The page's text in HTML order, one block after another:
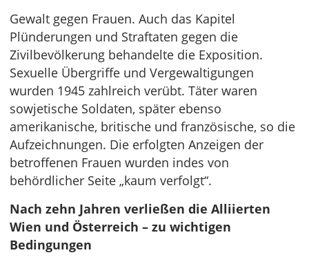
Gewalt gegen Frauen. Auch das Kapitel
Plünderungen und Straftaten gegen die
Zivilbevölkerung behandelte die Exposition.
Sexuelle Übergriffe und Vergewaltigungen
wurden 1945 zahlreich verübt. Täter waren
sowjetische Soldaten, später ebenso
amerikanische, britische und französische, so die
Aufzeichnungen. Die erfolgten Anzeigen der
betroffenen Frauen wurden indes von
behördlicher Seite „kaum verfolgt“.
Nach zehn Jahren verließen die Alliierten
Wien und Österreich – zu wichtigen
Bedingungen